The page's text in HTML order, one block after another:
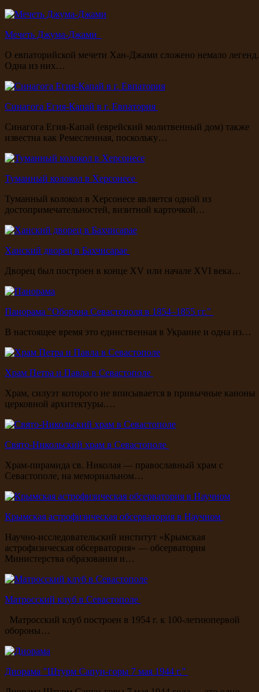
Мечеть Джума-Джами
О евпаторийской мечети Хан-Джами сложено немало легенд.
Одна из них…
Синагога Егия-Капай в г. Евпатория
Синагога Егия-Капай (еврейский молитвенный дом) также
известна как Ремесленная, поскольку…
Туманный колокол в Херсонесе
Туманный колокол в Херсонесе является одной из
достопримечательностей, визитной карточкой…
Ханский дворец в Бахчисарае
Дворец был построен в конце XV или начале XVI века…
Панорама "Оборона Севастополя в 1854–1855 гг."
В настоящее время это единственная в Украине и одна из…
Храм Петра и Павла в Севастополе
Храм, силуэт которого не вписывается в привычные каноны
церковной архитектуры.…
Свято-Никольский храм в Севастополе
Храм-пирамида св. Николая — православный храм с
Севастополе, на мемориальном…
Крымская астрофизическая обсерватория в Научном
Научно-исследовательский институт «Крымская
астрофизическая обсерватория» — обсерватория
Министерства образования и…
Матросский клуб в Севастополе
Матросский клуб построен в 1954 г. к 100-летиюпервой
обороны…
Диорама "Штурм Сапун-горы 7 мая 1944 г."